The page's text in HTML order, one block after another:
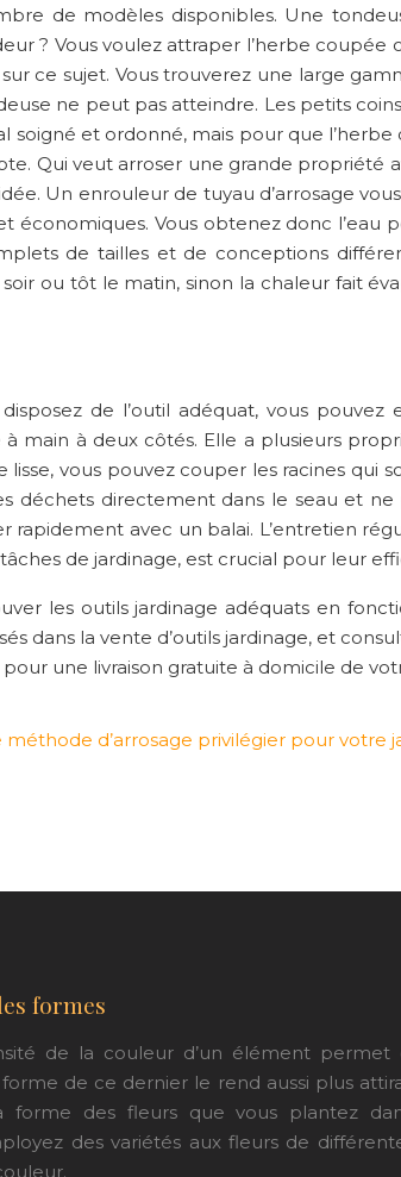
de modèles disponibles. Une
? Vous voulez attraper l’herbe coupée
ce sujet. Vous trouverez une large
ne peut pas atteindre. Les petits
et ordonné, mais pour que l’herbe
Qui veut arroser une grande propriété
Un enrouleur de tuyau d’arrosage
Vous obtenez donc l’eau
de tailles et de conceptions
ou tôt le matin, sinon la chaleur fait
de l’outil adéquat, vous pouvez
main à deux côtés. Elle a plusieurs
vous pouvez couper les racines qui
déchets directement dans le seau et ne
avec un balai. L’entretien
de jardinage, est crucial pour leur
les outils jardinage adéquats en
dans la vente d’outils jardinage, et
une livraison gratuite à domicile de
méthode d’arrosage privilégier pour votre
formes
de la couleur d’un élément
forme de ce dernier le rend aussi plus
forme des fleurs que vous plantez
des variétés aux fleurs de